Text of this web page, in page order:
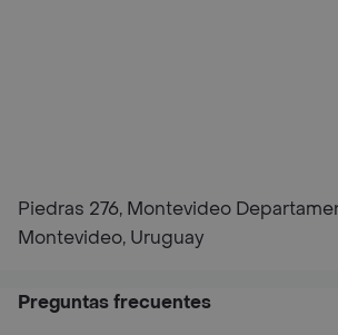
Piedras 276, Montevideo
Montevideo, Uruguay
Preguntas frecuentes